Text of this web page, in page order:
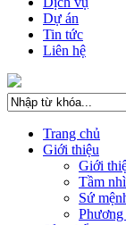
Dự án
Tin tức
Liên hệ
Trang chủ
Giới thiệu
Giới
Tầm
Sứ
Phương